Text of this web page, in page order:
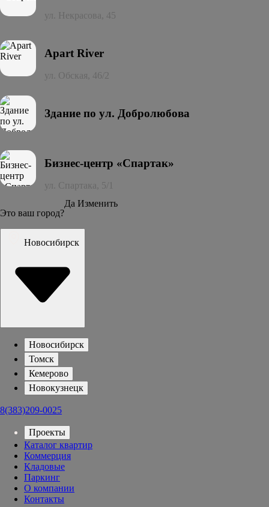
ул. Некрасова, 45
Apart River
ул. Обская, 46/2
Здание по ул. Добролюбова
Бизнес-центр «Спартак»
ул. Спартака, 5/1
Это ваш город?
Да Изменить
Новосибирск
Новосибирск
Томск
Кемерово
Новокузнецк
8(383)209-0025
Проекты
Каталог квартир
Коммерция
Кладовые
Паркинг
О компании
Контакты